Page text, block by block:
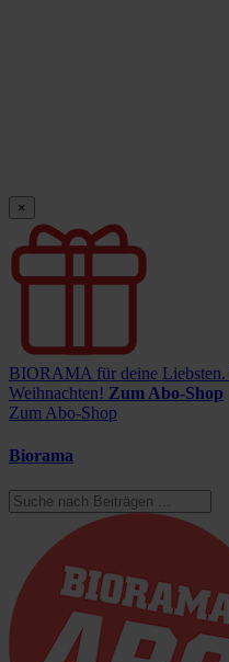
×
BIORAMA für deine Liebsten.
Weihnachten! Zum Abo-Shop
Zum Abo-Shop
Biorama